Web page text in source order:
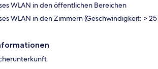
WLAN in den öffentlichen Bereichen
WLAN in den Zimmern (Geschwindigkeit: > 25